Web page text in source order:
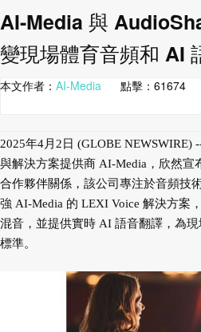
AI-Media 與
變現場體育音頻和 AI
本文作者： AI-Media 點擊： 61674
2025年4月2日 (GLOBE
與解決方案提供商 AI-Media，欣然宣
合作夥伴關係，該公司專注於音頻技
強 AI-Media 的 LEXI Voice 解決方案
混音，並提供實時 AI 語音翻譯，為
標準。